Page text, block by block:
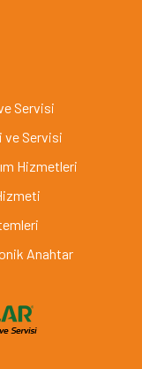
Servisi
ve Servisi
Hizmetleri
Anahtar